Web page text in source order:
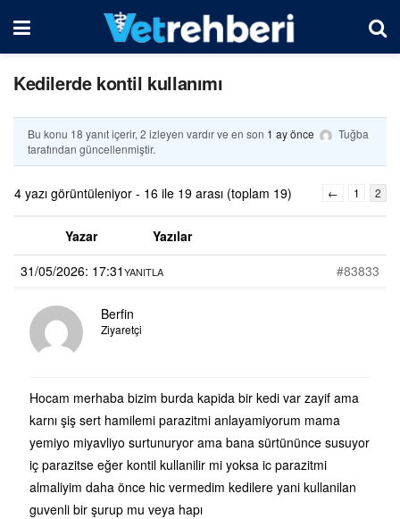
Kedilerde kontil kullanımı
Bu konu 18 yanıt içerir, 2 izleyen vardır ve en son 1 ay önce
Tuğba
tarafından güncellenmiştir.
4 yazı görüntüleniyor - 16 ile 19 arası (toplam 19) ← 1 2
Yazar
Yazılar
31/05/2026: 17:31
#83833
YANITLA
Berfin
Ziyaretçi
Hocam merhaba bizim burda kapida bir kedi var zayif ama
karnı şiş sert hamilemi parazitmi anlayamiyorum mama
yemiyo miyavliyo surtunuryor ama bana sürtününce susuyor
iç parazitse eğer kontil kullanilir mi yoksa ic parazitmi
almaliyim daha önce hic vermedim kedilere yani kullanilan
guvenli bir şurup mu veya hapı